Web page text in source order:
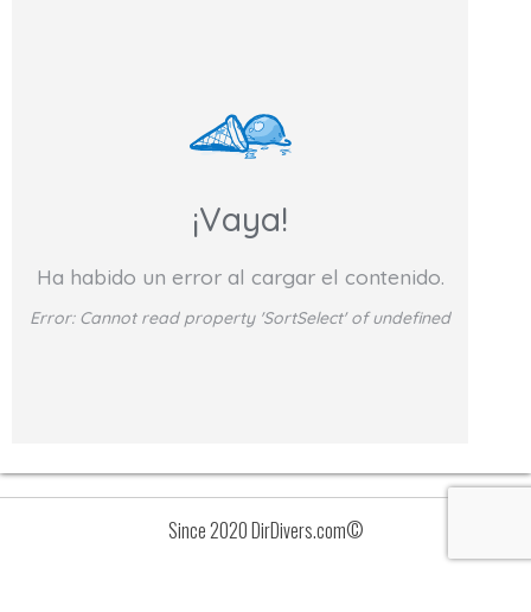
¡Vaya!
Ha habido un error al cargar el contenido.
Error: Cannot read property 'SortSelect' of undefined
Since 2020 DirDivers.com©